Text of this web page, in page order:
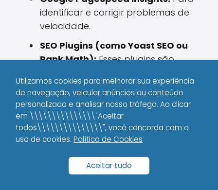
identificar e corrigir problemas de
velocidade.
SEO Plugins (como Yoast SEO ou
Rank Math):Esses plugins são
de posts e páginas dentro do
WordPress.
Ferramentas de pesquisa de
palavras-chave:Eu utilizo o
Ubersuggest e o Keyword Planner
para encontrar as melhores
oportunidades.
Utilizamos cookies para melhorar sua experiência
de navegação, veicular anúncios ou conteúdo
personalizado e analisar nosso tráfego. Ao clicar
em \\\\\\\\\\\\\\\"Aceitar
todos\\\\\\\\\\\\\\\", você concorda com o
uso de cookies. Política de Cookies
Aceitar tudo